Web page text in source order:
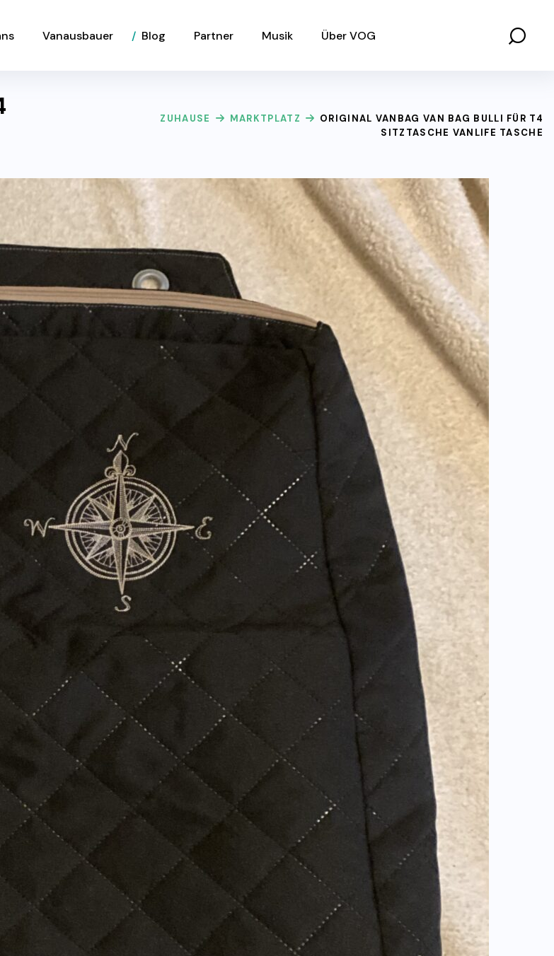
Vanausbauer Blog Partner Musik Über VOG
ZUHAUSE MARKTPLATZ
ORIGINAL VANBAG VAN BAG BULLI FÜR T4
SITZTASCHE VANLIFE TASCHE